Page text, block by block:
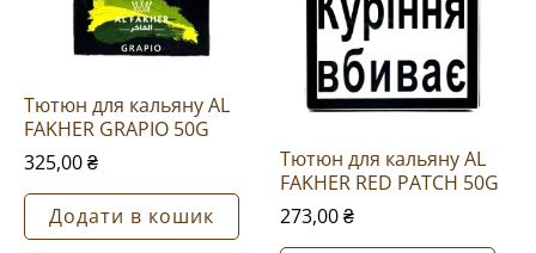
Ваша оцінка
Назва*
Тютюн для кальяну AL
FAKHER GRAPIO 50G
325,00₴
Додати в кошик
Тютюн для кальяну AL
FAKHER RED PATCH 50G
273,00₴